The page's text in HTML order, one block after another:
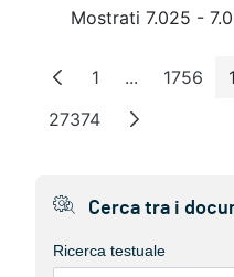
Mostrati 7.025 -
Pagina
1 ...Pagine1756
Pagina
27374
Cerca tra i
Ricerca testuale